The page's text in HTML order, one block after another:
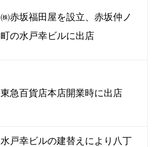
㈱赤坂福田屋を設立、赤坂仲ノ
町の水戸幸ビルに出店
東急百貨店本店開業時に出店
水戸幸ビルの建替えにより八丁